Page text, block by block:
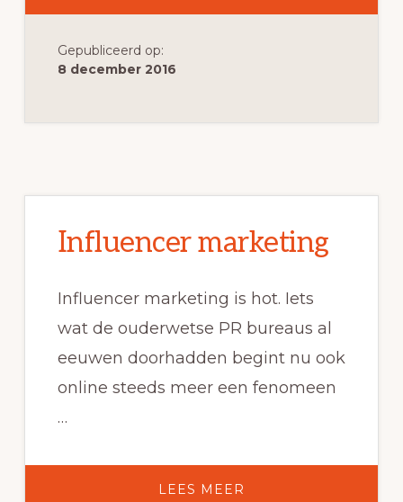
ALS
Gepubliceerd op:
8 december 2016
Influencer marketing
Influencer marketing is hot. Iets
wat de ouderwetse PR bureaus al
eeuwen doorhadden begint nu ook
online steeds meer een fenomeen
…
LEES MEER